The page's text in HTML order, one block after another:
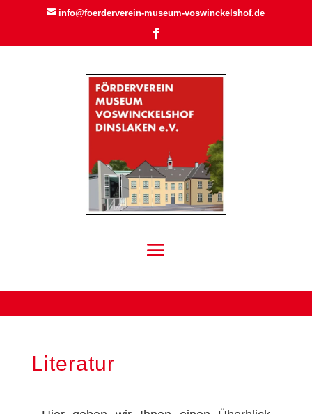
info@foerderverein-museum-voswinckelshof.de
Literatur